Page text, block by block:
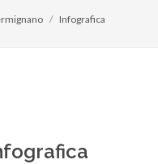
Infografica